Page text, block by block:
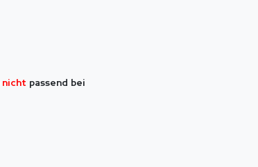
nicht passend bei